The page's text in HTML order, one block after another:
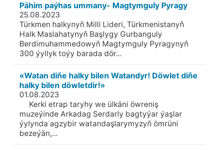
Pähim paýhas ummany- Magtymguly Pyragy
25.08.2023
Türkmen halkynyň Milli Lideri, Türkmenistanyň
Halk Maslahatynyň Başlygy Gurbanguly
Berdimuhammedowyň Magtymguly Pyragynyň
300 ýyllyk toýy barada dör...
«Watan diňe halky bilen Watandyr! Döwlet diňe
halky bilen döwletdir!»
01.08.2023
Kerki etrap taryhy we ülkäni öwreniş
muzeýinde Arkadag Serdarly bagtyýar ýaşlar
ýylynda agzybir watandaşlarymyzyň ömrüni
bezeýän,...